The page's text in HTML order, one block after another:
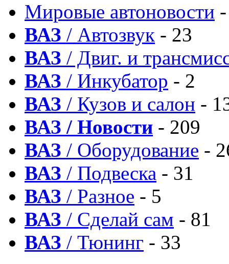
Мировые автоновости
ВАЗ / Автозвук - 23
ВАЗ / Двиг. и
ВАЗ / Инкубатор - 2
ВАЗ / Кузов и салон -
ВАЗ / Новости - 209
ВАЗ / Оборудование -
ВАЗ / Подвеска - 31
ВАЗ / Разное - 5
ВАЗ / Сделай сам - 81
ВАЗ / Тюнинг - 33